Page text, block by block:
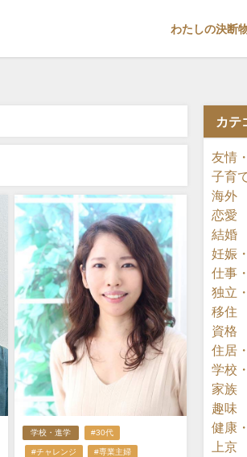
わたしの決断
学校・進学 #30代
#チャレンジ #専業主婦
カテ
友情
子育
海外
恋愛
結婚
妊娠
仕事
独立
移住
資格
住居
学校
家族
趣味
健康
上京